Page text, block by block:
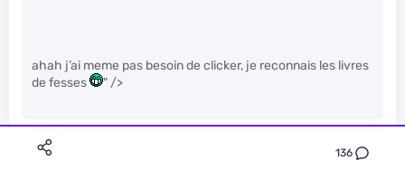
136
ahah j’ai meme pas besoin de clicker, je reconnais les livres
de fesses
" />